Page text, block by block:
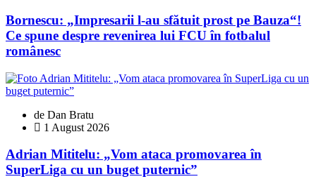
Bornescu: „Impresarii l-au sfătuit prost pe Bauza“!
Ce spune despre revenirea lui FCU în fotbalul
românesc
de Dan Bratu
1 August 2026
Adrian Mititelu: „Vom ataca promovarea în
SuperLiga cu un buget puternic”